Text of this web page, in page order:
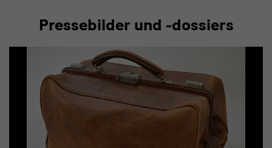
Pressebilder und -dossiers